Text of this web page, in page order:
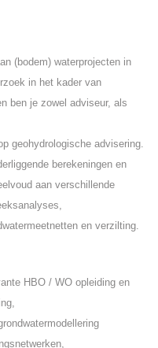
(bodem) waterprojecten in
in het kader van
ben je zowel adviseur, als
geohydrologische advisering.
berekeningen en
aan verschillende
en verzilting.
HBO / WO opleiding en